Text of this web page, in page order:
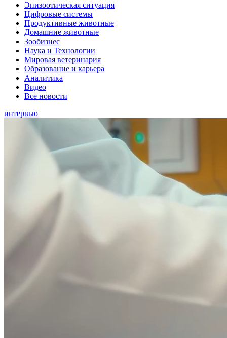
Эпизоотическая ситуация
Цифровые системы
Продуктивные животные
Домашние животные
Зообизнес
Наука и Технологии
Мировая ветеринария
Образование и карьера
Аналитика
Видео
Все новости
интервью